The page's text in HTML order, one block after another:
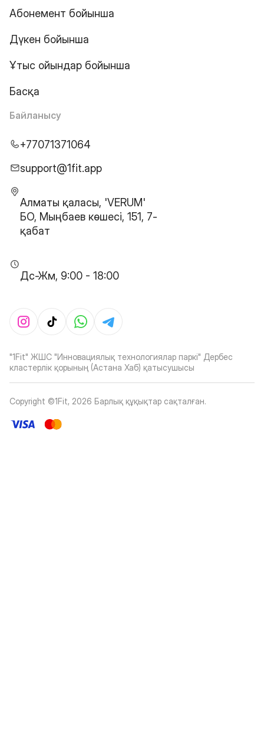
Абонемент бойынша
Дүкен бойынша
Ұтыс ойындар бойынша
Басқа
Байланысу
+77071371064
support@1fit.app
Алматы қаласы, 'VERUM'
БО, Мыңбаев көшесі, 151, 7-
қабат
Дс-Жм, 9:00 - 18:00
"1Fit" ЖШС "Инновациялық технологиялар паркі" Дербес
кластерлік қорының (Астана Хаб) қатысушысы
Copyright ©1Fit, 2026 Барлық құқықтар сақталған.